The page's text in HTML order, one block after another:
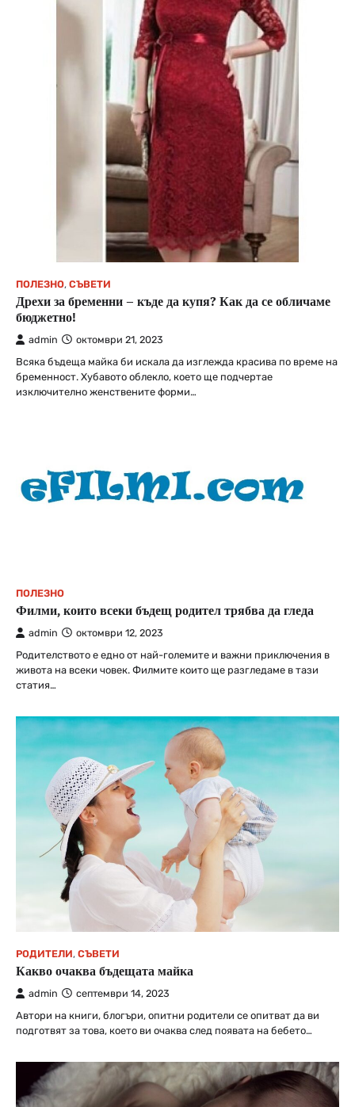
ПОЛЕЗНО, СЪВЕТИ
Дрехи за бременни – къде да купя? Как да се обличаме
бюджетно!
admin
октомври 21, 2023
Всяка бъдеща майка би искала да изглежда красива по време на
бременност. Хубавото облекло, което ще подчертае
изключително женствените форми…
ПОЛЕЗНО
Филми, които всеки бъдещ родител трябва да гледа
admin
октомври 12, 2023
Родителството е едно от най-големите и важни приключения в
живота на всеки човек. Филмите които ще разгледаме в тази
статия…
РОДИТЕЛИ, СЪВЕТИ
Какво очаква бъдещата майка
admin
септември 14, 2023
Автори на книги, блогъри, опитни родители се опитват да ви
подготвят за това, което ви очаква след появата на бебето…